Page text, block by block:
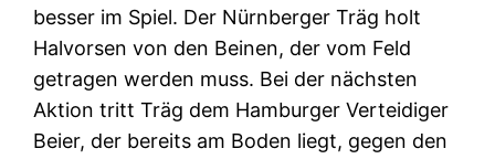
besser im Spiel. Der Nürnberger Träg holt
Halvorsen von den Beinen, der vom Feld
getragen werden muss. Bei der nächsten
Aktion tritt Träg dem Hamburger Verteidiger
Beier, der bereits am Boden liegt, gegen den